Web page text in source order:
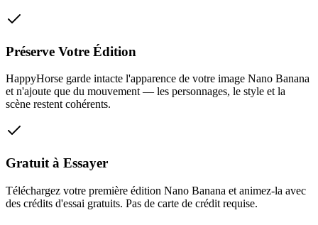
Préserve Votre Édition
HappyHorse garde intacte l'apparence de votre image Nano Banana
et n'ajoute que du mouvement — les personnages, le style et la
scène restent cohérents.
Gratuit à Essayer
Téléchargez votre première édition Nano Banana et animez-la avec
des crédits d'essai gratuits. Pas de carte de crédit requise.